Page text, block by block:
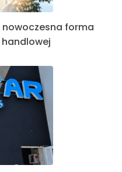
nowoczesna forma